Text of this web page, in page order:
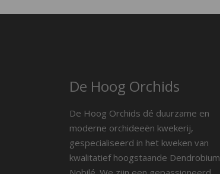
De Hoog Orchids
De Hoog Orchids dé duurzame en
moderne orchideeën kwekerij,
gespecialiseerd in het kweken van
kwalitatief hoogstaande Dendrobium